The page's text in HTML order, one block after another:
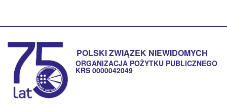
POLSKI ZWIĄZEK NIEWIDOMYCH
ORGANIZACJA POŻYTKU PUBLICZNEGO
KRS 0000042049